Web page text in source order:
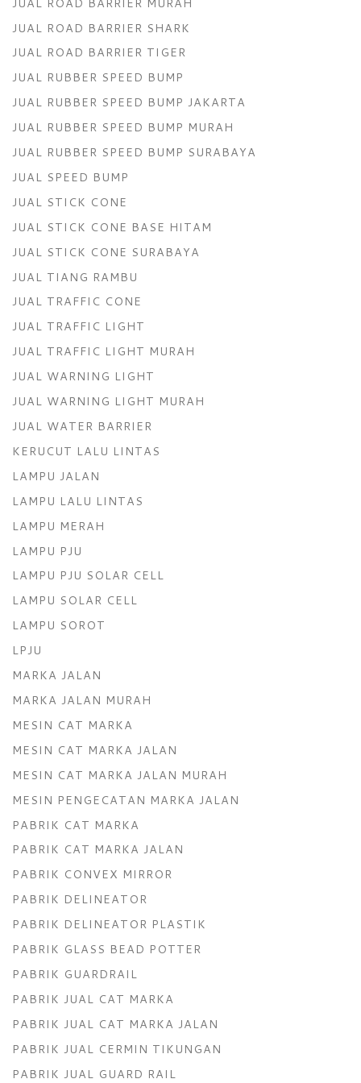
JUAL ROAD BARRIER SHARK
JUAL ROAD BARRIER TIGER
JUAL RUBBER SPEED BUMP
JUAL RUBBER SPEED BUMP JAKARTA
JUAL RUBBER SPEED BUMP MURAH
JUAL RUBBER SPEED BUMP SURABAYA
JUAL SPEED BUMP
JUAL STICK CONE
JUAL STICK CONE BASE HITAM
JUAL STICK CONE SURABAYA
JUAL TIANG RAMBU
JUAL TRAFFIC CONE
JUAL TRAFFIC LIGHT
JUAL TRAFFIC LIGHT MURAH
JUAL WARNING LIGHT
JUAL WARNING LIGHT MURAH
JUAL WATER BARRIER
KERUCUT LALU LINTAS
LAMPU JALAN
LAMPU LALU LINTAS
LAMPU MERAH
LAMPU PJU
LAMPU PJU SOLAR CELL
LAMPU SOLAR CELL
LAMPU SOROT
LPJU
MARKA JALAN
MARKA JALAN MURAH
MESIN CAT MARKA
MESIN CAT MARKA JALAN
MESIN CAT MARKA JALAN MURAH
MESIN PENGECATAN MARKA JALAN
PABRIK CAT MARKA
PABRIK CAT MARKA JALAN
PABRIK CONVEX MIRROR
PABRIK DELINEATOR
PABRIK DELINEATOR PLASTIK
PABRIK GLASS BEAD POTTER
PABRIK GUARDRAIL
PABRIK JUAL CAT MARKA
PABRIK JUAL CAT MARKA JALAN
PABRIK JUAL CERMIN TIKUNGAN
PABRIK JUAL GUARD RAIL